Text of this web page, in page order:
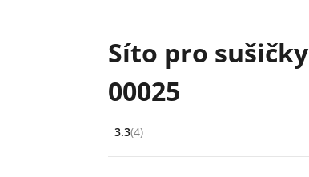
Síto pro
00025
Hodnocení: 3.3 z 5 (4 recenzí)
3.3(4)